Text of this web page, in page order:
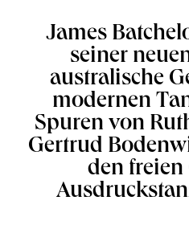
James
seiner
australische
modernen
Spuren von
Gertrud
den freien